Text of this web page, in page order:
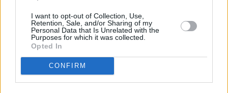
I want to opt-out of Collection, Use,
Retention, Sale, and/or Sharing of my
Personal Data that Is Unrelated with the
Purposes for which it was collected.
Opted In
CONFIRM